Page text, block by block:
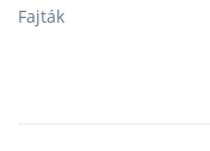
Fajták